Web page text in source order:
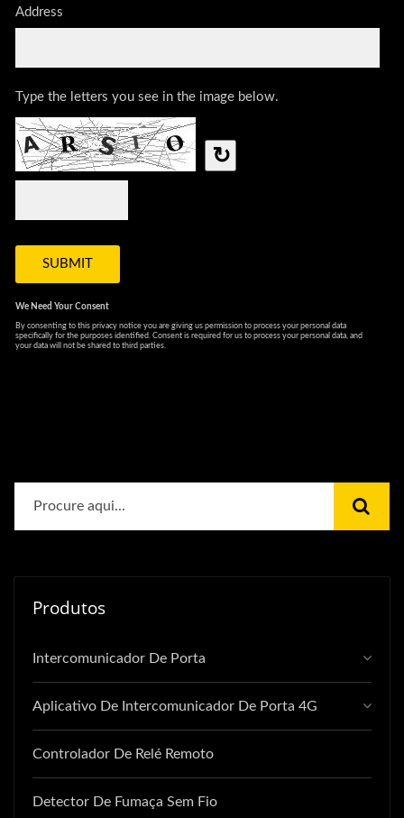
Produtos
Intercomunicador De Porta
Aplicativo De Intercomunicador De Porta 4G
Controlador De Relé Remoto
Detector De Fumaça Sem Fio